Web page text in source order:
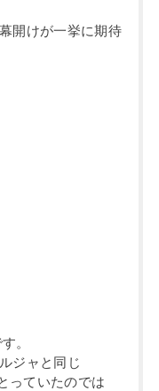
開けが一挙に期待
。
ジャと同じ
っていたのでは